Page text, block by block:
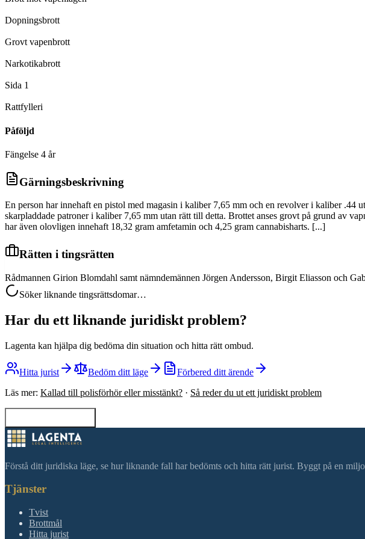
Dopningsbrott
Grovt vapenbrott
Narkotikabrott
Sida 1
Rattfylleri
Påföljd
Fängelse 4 år
Gärningsbeskrivning
En person har innehaft en pistol med magasin i kaliber 7,65 mm och en revolver i kaliber .44
skarpladdade patroner i kaliber 7,65 mm utan rätt till detta. Brottet anses grovt på grund av
har även olovligen innehaft 18,32 gram amfetamin och 4,25 gram cannabisharts. [...]
Rätten i tingsrätten
Rådmannen Girion Blomdahl samt nämndemännen Jörgen Andersson, Birgit Eliasson och
Söker liknande tingsrättsdomar…
Har du ett liknande juridiskt problem?
Lagenta kan hjälpa dig bedöma din situation och hitta rätt ombud.
Hitta jurist Bedöm ditt läge
Förbered ditt ärende
Läs mer: Kallad till polisförhör eller misstänkt? · Så reder du ut ett juridiskt problem
Förstå ditt juridiska läge, se hur liknande fall har bedömts och hitta rätt jurist. Byggt på en
Tjänster
Tvist
Brottmål
Hitta jurist